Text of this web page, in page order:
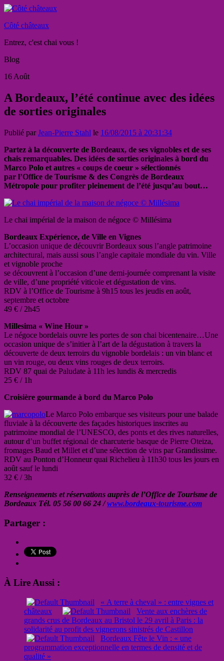
Côté châteaux
Entrez, c'est chai vous !
Blog
16 Août
A Bordeaux, l’été continue avec des idées
de sorties originales
Publié parJean-Pierre Stahl le 16/08/2015 à 20:31:34
Partez à la découverte de Bordeaux, de ses vignobles et de ses
chais remarquables. Des idées de sorties originales à bord du
Marco Polo et autres « coups de coeur » sélectionnés
par l’Office de Tourisme & des Congrès de Bordeaux
Métropole pour profiter pleinement de l’été jusqu’au bout…
Le chai impérial de la maison de négoce © Millésima
Bordeaux Expérience, de Ville en Vignes
L’occasion unique de découvrir Bordeaux sous l’angle patrimoine
architectural, mais aussi sous l’angle capitale mondiale du vin. Ville
et vignoble proche
se découvrent à l’occasion d’une demi-journée comprenant la visite
de ville, d’une propriété viticole et dégustation de vins.
RDV à l’Office de Tourisme à 9h15 tous les jeudis en août,
septembre et octobre
49 € / 2h45
Millesima « Wine Hour »
Le négoce bordelais ouvre les portes de son chai bicentenaire…Une
occasion unique de s’initier à l’art de la dégustation à travers la
découverte de deux terroirs du vignoble bordelais : un vin blanc et
un vin rouge, ou deux vins rouges de deux terroirs.
RDV 87 quai de Paludate à 11h les lundis & mercredis
25 € / 1h
Croisière gourmande à bord du Marco Polo
Le Marco Polo embarque ses visiteurs pour une balade
fluviale à la découverte des façades historiques inscrites au
patrimoine mondial de l’UNESCO, des ponts et des rives naturelles,
autour d’un buffet régional de charcuterie basque de Pierre Oteiza,
fromages Baud et Millet et d’une sélection de vins par Grandissime.
RDV au Ponton d’Honneur quai Richelieu à 11h30 tous les jours en
août sauf le lundi
32 € / 3h
Renseignements et réservations auprès de l’Office de Tourisme de
Bordeaux Tél. 05 56 00 66 24 /www.bordeaux-tourisme.com
Partager :
À Lire Aussi :
« A terre à cheval » : entre vignes et
châteaux
Vente aux enchères de
grands crus de Bordeaux au Bristol le 29 avril à Paris : la
solidarité au profit des vignerons sinistrés de Castillon
Bordeaux Fête le Vin : « une
programmation exceptionnelle en termes de densité et de
qualité »